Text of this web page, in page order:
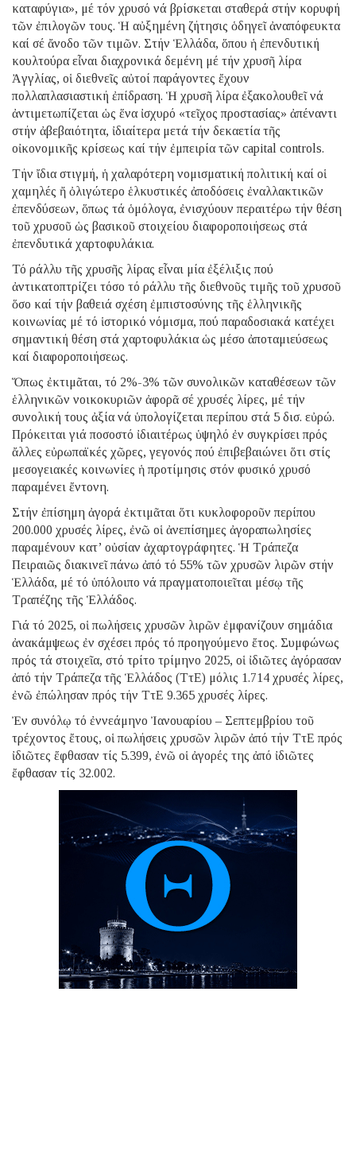
καταφύγια», μέ τόν χρυσό νά βρίσκεται σταθερά στήν κορυφή
τῶν ἐπιλογῶν τους. Ἡ αὐξημένη ζήτησις ὁδηγεῖ ἀναπόφευκτα
καί σέ ἄνοδο τῶν τιμῶν. Στήν Ἑλλάδα, ὅπου ἡ ἐπενδυτική
κουλτούρα εἶναι διαχρονικά δεμένη μέ τήν χρυσῆ λίρα
Ἀγγλίας, οἱ διεθνεῖς αὐτοί παράγοντες ἔχουν
πολλαπλασιαστική ἐπίδραση. Ἡ χρυσῆ λίρα ἐξακολουθεῖ νά
ἀντιμετωπίζεται ὡς ἕνα ἰσχυρό «τεῖχος προστασίας» ἀπέναντι
στήν ἀβεβαιότητα, ἰδιαίτερα μετά τήν δεκαετία τῆς
οἰκονομικῆς κρίσεως καί τήν ἐμπειρία τῶν capital controls.
Τήν ἴδια στιγμή, ἡ χαλαρότερη νομισματική πολιτική καί οἱ
χαμηλές ἤ ὀλιγώτερο ἑλκυστικές ἀποδόσεις ἐναλλακτικῶν
ἐπενδύσεων, ὅπως τά ὁμόλογα, ἐνισχύουν περαιτέρω τήν θέση
τοῦ χρυσοῦ ὡς βασικοῦ στοιχείου διαφοροποιήσεως στά
ἐπενδυτικά χαρτοφυλάκια.
Τό ράλλυ τῆς χρυσῆς λίρας εἶναι μία ἐξέλιξις πού
ἀντικατοπτρίζει τόσο τό ράλλυ τῆς διεθνοῦς τιμῆς τοῦ χρυσοῦ
ὅσο καί τήν βαθειά σχέση ἐμπιστοσύνης τῆς ἑλληνικῆς
κοινωνίας μέ τό ἱστορικό νόμισμα, πού παραδοσιακά κατέχει
σημαντική θέση στά χαρτοφυλάκια ὡς μέσο ἀποταμιεύσεως
καί διαφοροποιήσεως.
Ὅπως ἐκτιμᾶται, τό 2%-3% τῶν συνολικῶν καταθέσεων τῶν
ἑλληνικῶν νοικοκυριῶν ἀφορᾶ σέ χρυσές λίρες, μέ τήν
συνολική τους ἀξία νά ὑπολογίζεται περίπου στά 5 δισ. εὐρώ.
Πρόκειται γιά ποσοστό ἰδιαιτέρως ὑψηλό ἐν συγκρίσει πρός
ἄλλες εὐρωπαϊκές χῶρες, γεγονός πού ἐπιβεβαιώνει ὅτι στίς
μεσογειακές κοινωνίες ἡ προτίμησις στόν φυσικό χρυσό
παραμένει ἔντονη.
Στήν ἐπίσημη ἀγορά ἐκτιμᾶται ὅτι κυκλοφοροῦν περίπου
200.000 χρυσές λίρες, ἐνῶ οἱ ἀνεπίσημες ἀγοραπωλησίες
παραμένουν κατ’ οὐσίαν ἀχαρτογράφητες. Ἡ Τράπεζα
Πειραιῶς διακινεῖ πάνω ἀπό τό 55% τῶν χρυσῶν λιρῶν στήν
Ἑλλάδα, μέ τό ὑπόλοιπο νά πραγματοποιεῖται μέσῳ τῆς
Τραπέζης τῆς Ἑλλάδος.
Γιά τό 2025, οἱ πωλήσεις χρυσῶν λιρῶν ἐμφανίζουν σημάδια
ἀνακάμψεως ἐν σχέσει πρός τό προηγούμενο ἔτος. Συμφώνως
πρός τά στοιχεῖα, στό τρίτο τρίμηνο 2025, οἱ ἰδιῶτες ἀγόρασαν
ἀπό τήν Τράπεζα τῆς Ἑλλάδος (ΤτΕ) μόλις 1.714 χρυσές λίρες,
ἐνῶ ἐπώλησαν πρός τήν ΤτΕ 9.365 χρυσές λίρες.
Ἐν συνόλῳ τό ἐννεάμηνο Ἰανουαρίου – Σεπτεμβρίου τοῦ
τρέχοντος ἔτους, οἱ πωλήσεις χρυσῶν λιρῶν ἀπό τήν ΤτΕ πρός
ἰδιῶτες ἔφθασαν τίς 5.399, ἐνῶ οἱ ἀγορές της ἀπό ἰδιῶτες
ἔφθασαν τίς 32.002.